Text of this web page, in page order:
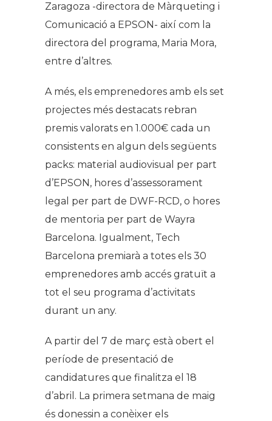
Zaragoza -directora de Màrqueting i
Comunicació a EPSON- així com la
directora del programa, Maria Mora,
entre d’altres.
A més, els emprenedores amb els set
projectes més destacats rebran
premis valorats en 1.000€ cada un
consistents en algun dels següents
packs: material audiovisual per part
d’EPSON, hores d’assessorament
legal per part de DWF-RCD, o hores
de mentoria per part de Wayra
Barcelona. Igualment, Tech
Barcelona premiarà a totes els 30
emprenedores amb accés gratuït a
tot el seu programa d’activitats
durant un any.
A partir del 7 de març està obert el
període de presentació de
candidatures que finalitza el 18
d’abril. La primera setmana de maig
és donessin a conèixer els